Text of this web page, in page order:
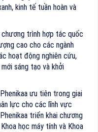
kinh tế tuần hoàn và
chương trình hợp tác quốc
cao cho các ngành
hoạt động nghiên cứu,
sáng tạo và khởi
ưu tiên trong giai
lực cho các lĩnh vực
triển khai chương
học máy tính và Khoa